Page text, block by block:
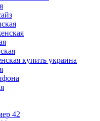
купить украина
42